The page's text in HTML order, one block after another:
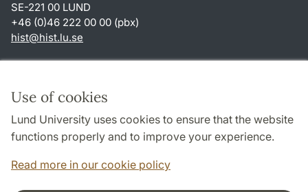
Use of cookies
Lund University uses cookies to ensure that the website
functions properly and to improve your experience.
Read more in our cookie policy
SE-221 00 LUND
+46 (0)46 222 00 00 (pbx)
hist@hist.lu.se
About this website and cookies
Privacy policy
Accessibility